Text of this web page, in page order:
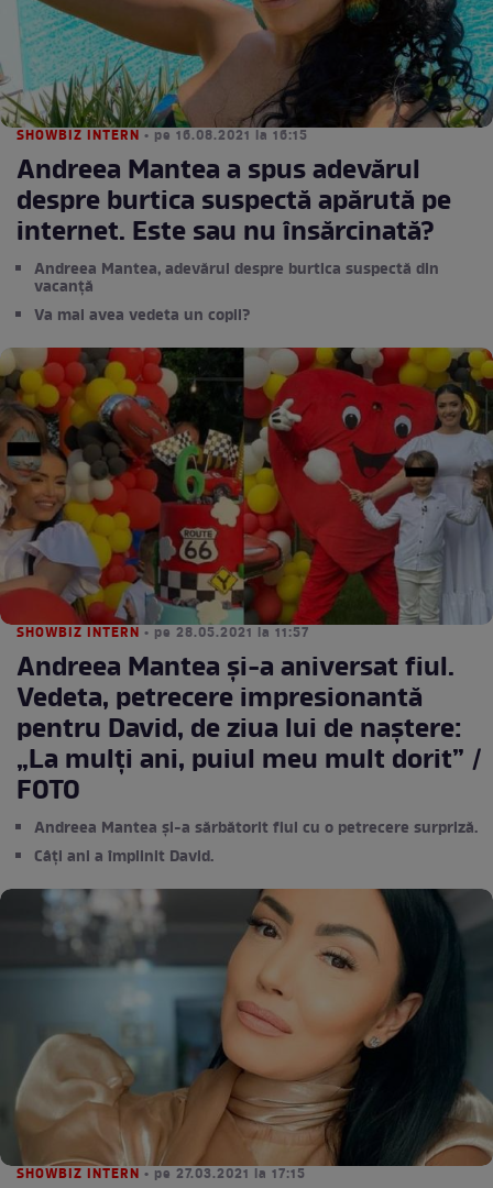
SHOWBIZ INTERN • pe 16.08.2021 la 16:15
Andreea Mantea a spus adevărul
despre burtica suspectă apărută pe
internet. Este sau nu însărcinată?
Andreea Mantea, adevărul despre burtica suspectă din
vacanță
Va mai avea vedeta un copil?
SHOWBIZ INTERN • pe 28.05.2021 la 11:57
Andreea Mantea și-a aniversat fiul.
Vedeta, petrecere impresionantă
pentru David, de ziua lui de naștere:
„La mulți ani, puiul meu mult dorit” /
FOTO
Andreea Mantea și-a sărbătorit fiul cu o petrecere surpriză.
Câți ani a împlinit David.
SHOWBIZ INTERN • pe 27.03.2021 la 17:15